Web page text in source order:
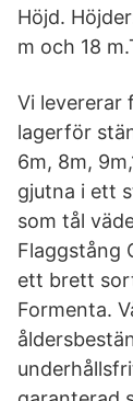
Höjd.
m och 18
Vi levererar
lagerför
6m, 8m,
gjutna i ett
som tål
Flaggstång
ett brett
Formenta.